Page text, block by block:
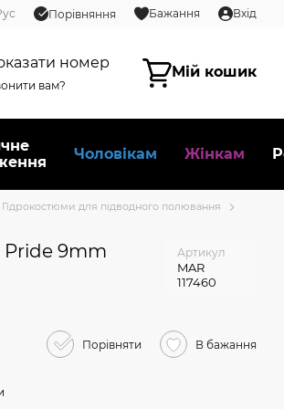
Порівняння Бажання Вхід
номер
вам?
Мій кошик
Чоловікам Жінкам
Гідрокостюми для підводного полювання
Pride 9mm
Артикул
MAR
117460
Порівняти В бажання